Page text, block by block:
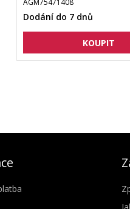
AGM75471408
Dodání do 7 dnů